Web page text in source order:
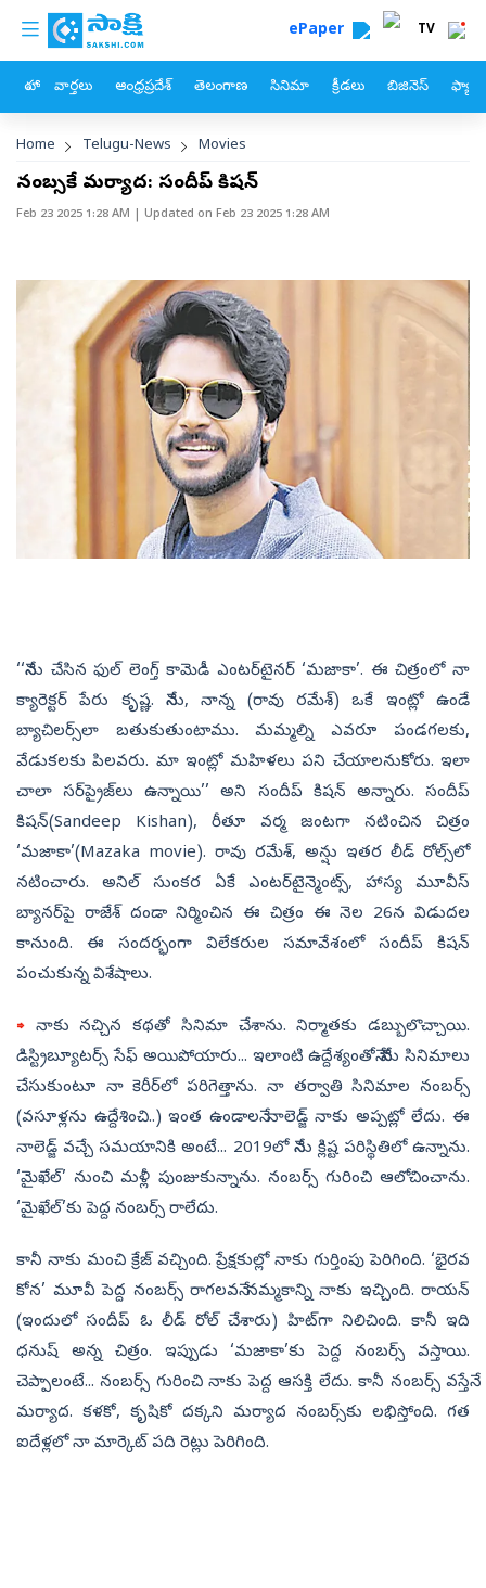
Skip to main content
custom menu ePaper TV
హోం వార్తలు ఆంధ్రప్రదేశ్ తెలంగాణ సినిమా క్రీడలు బిజినెస్
Breadcrumb
Home Telugu-News Movies
నంబర్స్‌కే మర్యాద: సందీప్‌ కిషన్‌
Feb 23 2025 1:28 AM | Updated on Feb 23 2025 1:28 AM
‘‘నేను చేసిన ఫుల్‌ లెంగ్త్‌ కామెడీ ఎంటర్‌టైనర్‌ ‘మజాకా’. ఈ చిత్రంలో నా
క్యారెక్టర్‌ పేరు కృష్ణ. నేను, నాన్న (రావు రమేశ్‌) ఒకే ఇంట్లో ఉండే
బ్యాచిలర్స్‌లా బతుకుతుంటాము. మమ్మల్ని ఎవరూ పండగలకు,
వేడుకలకు పిలవరు. మా ఇంట్లో మహిళలు పని చేయాలనుకోరు. ఇలా
చాలా సర్‌ప్రైజ్‌లు ఉన్నాయి’’ అని సందీప్‌ కిషన్‌ అన్నారు. సందీప్‌
కిషన్(Sandeep Kishan), రీతూ వర్మ జంటగా నటించిన చిత్రం
‘మజాకా’(Mazaka movie). రావు రమేశ్, అన్షు ఇతర లీడ్‌ రోల్స్‌లో
నటించారు. అనిల్‌ సుంకర ఏకే ఎంటర్‌టైన్మెంట్స్, హాస్య మూవీస్‌
బ్యానర్‌పై రాజేశ్‌ దండా నిర్మించిన ఈ చిత్రం ఈ నెల 26న విడుదల
కానుంది. ఈ సందర్భంగా విలేకరుల సమావేశంలో సందీప్‌ కిషన్‌
పంచుకున్న విశేషాలు.
⇒ నాకు నచ్చిన కథతో సినిమా చేశాను. నిర్మాతకు డబ్బులొచ్చాయి.
డిస్ట్రిబ్యూటర్స్‌ సేఫ్‌ అయిపోయారు... ఇలాంటి ఉద్దేశ్యంతోనే నేను సినిమాలు
చేసుకుంటూ నా కెరీర్‌లో పరిగెత్తాను. నా తర్వాతి సినిమాల నంబర్స్‌
(వసూళ్లను ఉద్దేశించి..) ఇంత ఉండాలనే నాలెడ్జ్‌ నాకు అప్పట్లో లేదు. ఈ
నాలెడ్జ్‌ వచ్చే సమయానికి అంటే... 2019లో నేను క్లిష్ట పరిస్థితిలో ఉన్నాను.
‘మైఖేల్‌’ నుంచి మళ్లీ పుంజుకున్నాను. నంబర్స్‌ గురించి ఆలోచించాను.
‘మైఖేల్‌’కు పెద్ద నంబర్స్‌ రాలేదు.
కానీ నాకు మంచి క్రేజ్‌ వచ్చింది. ప్రేక్షకుల్లో నాకు గుర్తింపు పెరిగింది. ‘భైరవ
కోన’ మూవీ పెద్ద నంబర్స్‌ రాగలవనే నమ్మకాన్ని నాకు ఇచ్చింది. రాయన్‌
(ఇందులో సందీప్‌ ఓ లీడ్‌ రోల్‌ చేశారు) హిట్‌గా నిలిచింది. కానీ ఇది
ధనుష్‌ అన్న చిత్రం. ఇప్పుడు ‘మజాకా’కు పెద్ద నంబర్స్‌ వస్తాయి.
చెప్పాలంటే... నంబర్స్‌ గురించి నాకు పెద్ద ఆసక్తి లేదు. కానీ నంబర్స్‌ వస్తేనే
మర్యాద. కళకో, కృషికో దక్కని మర్యాద నంబర్స్‌కు లభిస్తోంది. గత
ఐదేళ్లలో నా మార్కెట్‌ పది రెట్లు పెరిగింది.